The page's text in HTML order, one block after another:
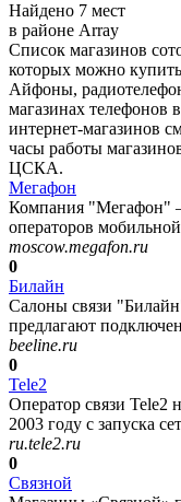
Найдено 7 мест
в районе Array
Список магазинов
которых можно
Айфоны,
магазинах
интернет-магазинов
часы работы
ЦСКА.
Мегафон
Компания "Мегафон"
операторов
moscow.megafon.ru
0
Билайн
Салоны связи
предлагают
beeline.ru
0
Tele2
Оператор связи Tele2
2003 году с запуска
ru.tele2.ru
0
Связной